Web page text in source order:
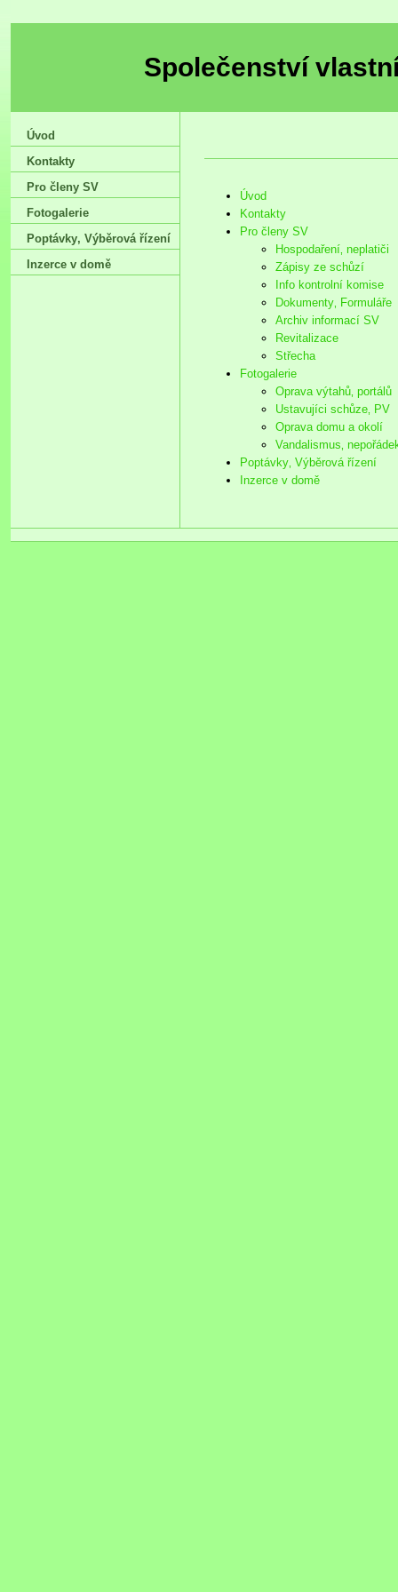
Společenství
Úvod
Kontakty
Pro členy SV
Hospodaření‚ neplatiči
Zápisy ze schůzí
Info kontrolní komise
Dokumenty‚ Formuláře
Archiv informací SV
Revitalizace
Střecha
Fotogalerie
Oprava výtahů‚ portálů
Ustavujíci schůze‚ PV
Oprava domu a okolí
Vandalismus‚
Poptávky‚ Výběrová řízení
Inzerce v domě
Úvod
Kontakty
Pro členy SV
Fotogalerie
Poptávky‚ Výběrová řízení
Inzerce v domě